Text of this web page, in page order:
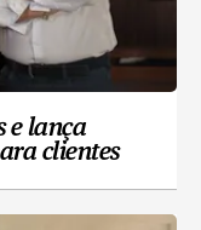
e lança
clientes